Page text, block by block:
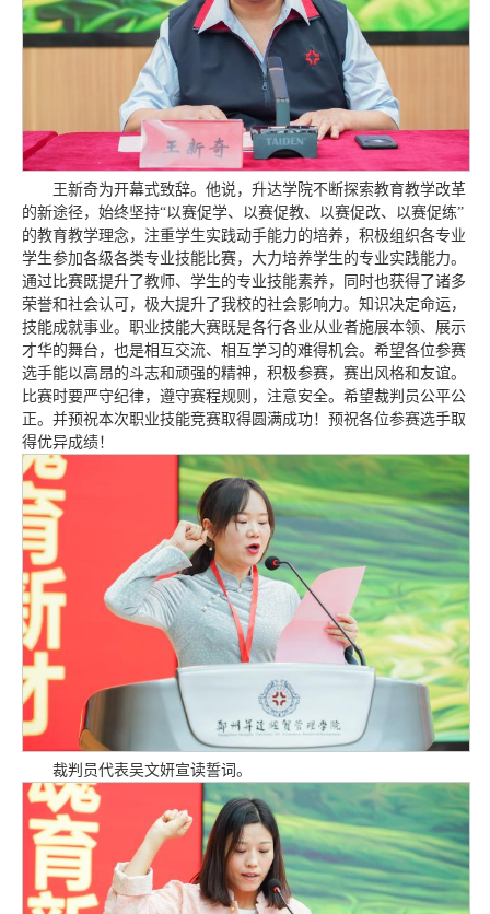
王新奇为开幕式致辞。他说，升达学院不断探索教育教学改革
的新途径，始终坚持“以赛促学、以赛促教、以赛促改、以赛促练”
的教育教学理念，注重学生实践动手能力的培养，积极组织各专业
学生参加各级各类专业技能比赛，大力培养学生的专业实践能力。
通过比赛既提升了教师、学生的专业技能素养，同时也获得了诸多
荣誉和社会认可，极大提升了我校的社会影响力。知识决定命运，
技能成就事业。职业技能大赛既是各行各业从业者施展本领、展示
才华的舞台，也是相互交流、相互学习的难得机会。希望各位参赛
选手能以高昂的斗志和顽强的精神，积极参赛，赛出风格和友谊。
比赛时要严守纪律，遵守赛程规则，注意安全。希望裁判员公平公
正。并预祝本次职业技能竞赛取得圆满成功！预祝各位参赛选手取
得优异成绩！
裁判员代表吴文妍宣读誓词。